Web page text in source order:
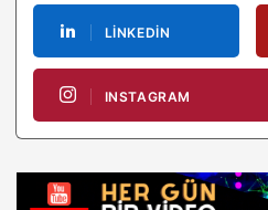
LINKEDIN
INSTAGRAM